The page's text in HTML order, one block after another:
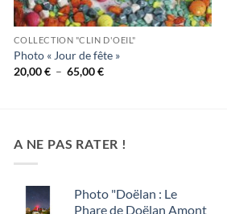
COLLECTION "CLIN D'OEIL"
Photo « Jour de fête »
20,00€ – 65,00€Plage
A NE PAS RATER !
Photo "Doëlan : Le
Phare de Doëlan Amont